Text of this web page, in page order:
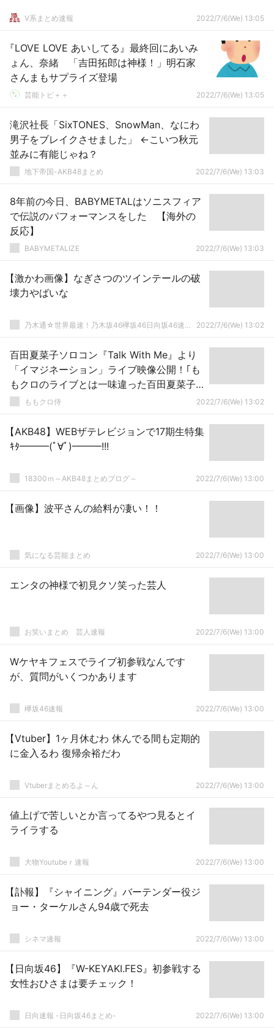
V系まとめ速報 2022/7/6(We) 13:05
『LOVE LOVE あいしてる』最終回にあいみ
ょん、奈緒 「吉田拓郎は神様！」明石家
さんまもサプライズ登場
芸能トピ＋＋ 2022/7/6(We) 13:05
滝沢社長「SixTONES、SnowMan、なにわ
男子をブレイクさせました」 ←こいつ秋元
並みに有能じゃね？
地下帝国-AKB48まとめ 2022/7/6(We) 13:03
8年前の今日、BABYMETALはソニスフィア
で伝説のパフォーマンスをした 【海外の
反応】
BABYMETALIZE 2022/7/6(We) 13:03
【激かわ画像】なぎさつのツインテールの破
壊力やばいな
乃木通☆世界最速！乃木坂46欅坂46日向坂46速報まとめ 2022/7/6(We) 13:02
百田夏菜子ソロコン『Talk With Me』より
「イマジネーション」ライブ映像公開！｢も
もクロのライブとは一味違った百田夏菜子
が生み出す世界観」
ももクロ侍 2022/7/6(We) 13:02
【AKB48】WEBザテレビジョンで17期生特集
ｷﾀ━━━(ﾟ∀ﾟ)━━━!!!
18300ｍ～AKB48まとめブログ～ 2022/7/6(We) 13:00
【画像】波平さんの給料が凄い！！
気になる芸能まとめ 2022/7/6(We) 13:00
エンタの神様で初見クソ笑った芸人
お笑いまとめ 芸人速報 2022/7/6(We) 13:00
Wケヤキフェスでライブ初参戦なんです
が、質問がいくつかあります
欅坂46速報 2022/7/6(We) 13:00
【Vtuber】1ヶ月休むわ 休んでる間も定期的
に金入るわ 復帰余裕だわ
Vtuberまとめるよ～ん 2022/7/6(We) 13:00
値上げで苦しいとか言ってるやつ見るとイ
ライラする
大物Youtubeｒ速報 2022/7/6(We) 13:00
【訃報】『シャイニング』バーテンダー役ジ
ョー・ターケルさん94歳で死去
シネマ速報 2022/7/6(We) 13:00
【日向坂46】『W-KEYAKI.FES』初参戦する
女性おひさまは要チェック！
日向速報 -日向坂46まとめ- 2022/7/6(We) 13:00